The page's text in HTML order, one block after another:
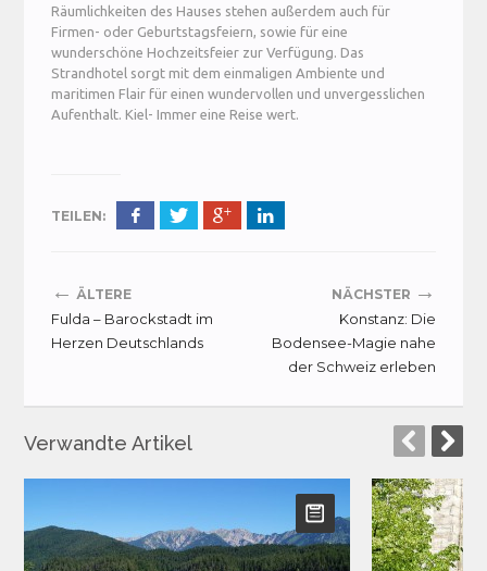
Räumlichkeiten des Hauses stehen außerdem auch für
Firmen- oder Geburtstagsfeiern, sowie für eine
wunderschöne Hochzeitsfeier zur Verfügung. Das
Strandhotel sorgt mit dem einmaligen Ambiente und
maritimen Flair für einen wundervollen und unvergesslichen
Aufenthalt. Kiel- Immer eine Reise wert.
TEILEN:
← ÄLTERE
Fulda – Barockstadt im
Herzen Deutschlands
NÄCHSTER →
Konstanz: Die
Bodensee-Magie nahe
der Schweiz erleben
Verwandte Artikel